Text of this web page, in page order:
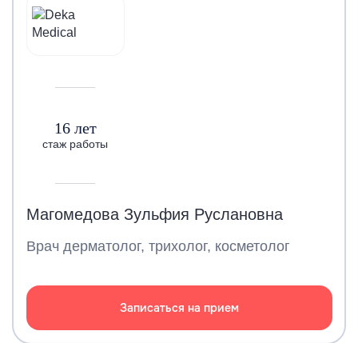
16 лет
стаж работы
Магомедова Зульфия Руслановна
Врач дерматолог, трихолог, косметолог
Записаться на прием